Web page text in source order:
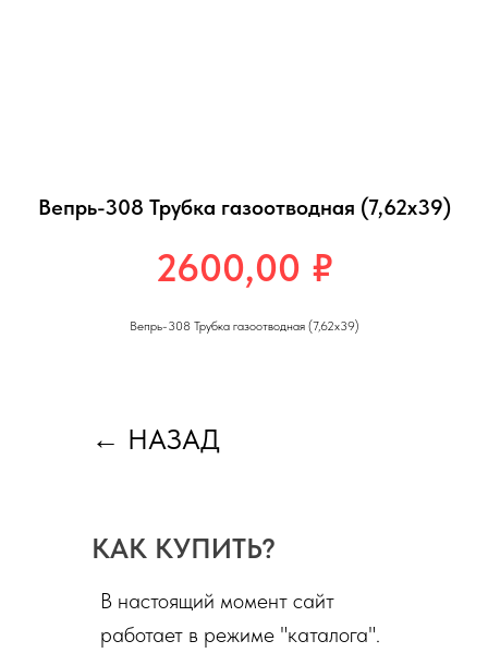
Вепрь-308 Трубка газоотводная (7,62х39)
2600,00 ₽
Вепрь-308 Трубка газоотводная (7,62х39)
← НАЗАД
В настоящий момент сайт
работает в режиме "каталога".
КАК КУПИТЬ?